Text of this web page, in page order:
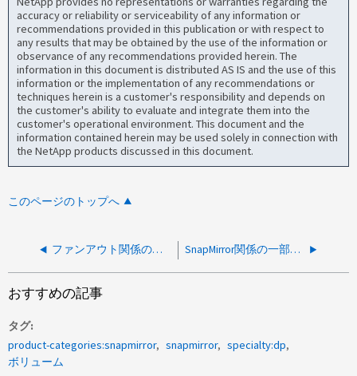
accuracy or reliability or serviceability of any information or
recommendations provided in this publication or with respect to
any results that may be obtained by the use of the information or
observance of any recommendations provided herein. The
information in this document is distributed AS IS and the use of this
information or the implementation of any recommendations or
techniques herein is a customer's responsibility and depends on
the customer's ability to evaluate and integrate them into the
customer's operational environment. This document and the
information contained herein may be used solely in connection with
the NetApp products discussed in this document.
このページのトップへ
ファンアウト関係の同期SnapMirrorデスティネーションボリュームのSnapshotをロールオフしない SnapMirror関係の一部である場合、Snapshot restoreが失敗し、エラーメッセージが表示される
おすすめの記事
タグ
product-categories:snapmirror
snapmirror
specialty:dp
ボリューム